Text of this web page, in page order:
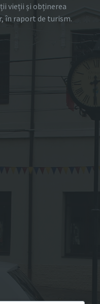
vieții și obținerea
în raport de turism.